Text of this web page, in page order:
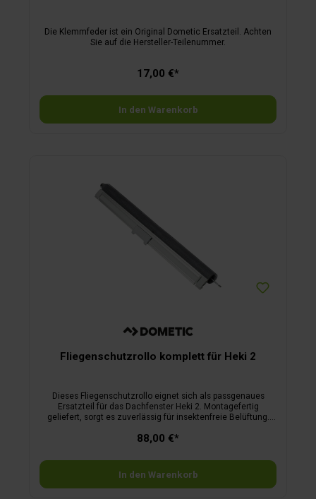
Die Klemmfeder ist ein Original Dometic Ersatzteil. Achten
Sie auf die Hersteller-Teilenummer.
17,00 €*
In den Warenkorb
Fliegenschutzrollo komplett für Heki 2
Dieses Fliegenschutzrollo eignet sich als passgenaues
Ersatzteil für das Dachfenster Heki 2. Montagefertig
geliefert, sorgt es zuverlässig für insektenfreie Belüftung.
Sie die Funktionalität Ihres Fensters.
88,00 €*
In den Warenkorb